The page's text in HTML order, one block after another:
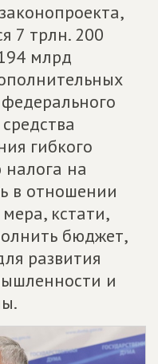
7 трлн. 200
млрд
гибкого
на
в отношении
кстати,
бюджет,
развития
и